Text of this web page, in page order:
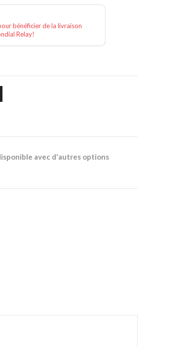
bénéficier de la livraison
Relay!
avec d'autres options